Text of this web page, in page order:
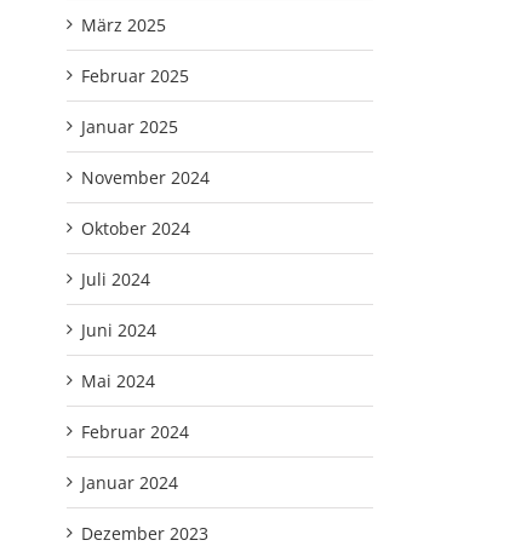
März 2025
Februar 2025
Januar 2025
November 2024
Oktober 2024
Juli 2024
Juni 2024
Mai 2024
Februar 2024
Januar 2024
Dezember 2023